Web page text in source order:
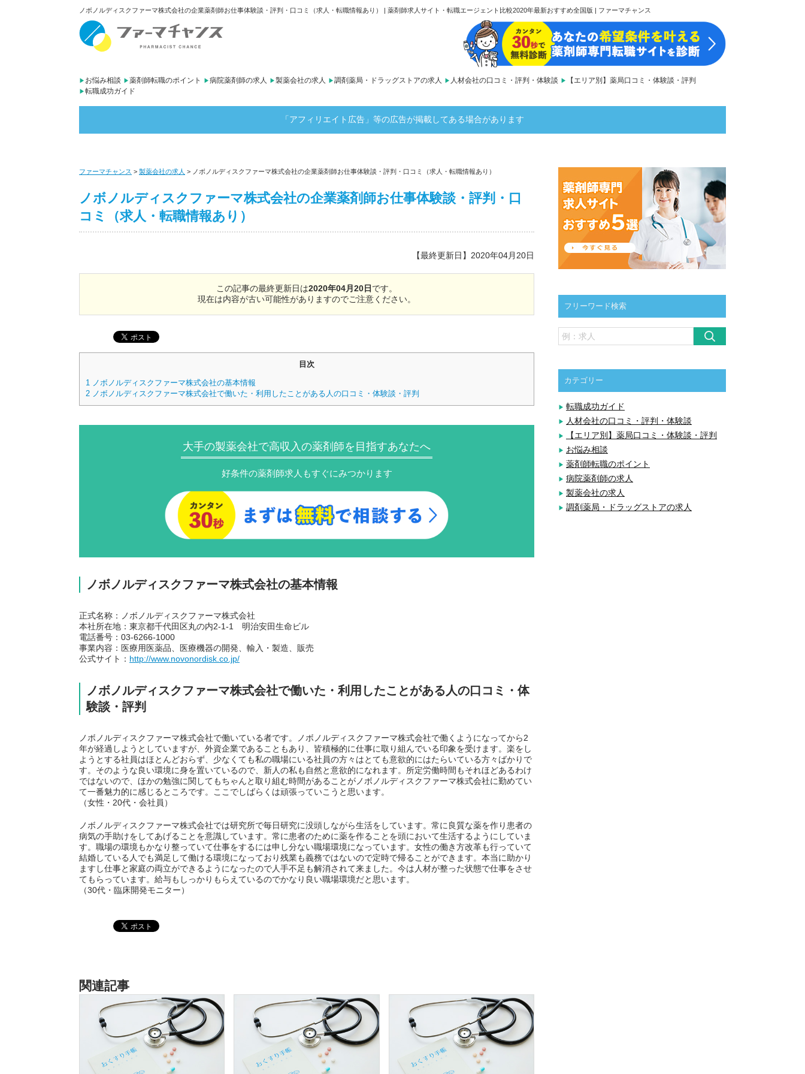
ノボノルディスクファーマ株式会社の企業薬剤師お仕事体験談・評判・口コミ（求人・転職情報あり） | 薬剤師求人サイト・転職エージェント比較2020年最新おすすめ全国版 | ファーマチャンス
お悩み相談 薬剤師転職のポイント 病院薬剤師の求人 製薬会社の求人 調剤薬局・ドラッグストアの求人 人材会社の口コミ・評判・体験談
【エリア別】薬局口コミ・体験談・評判
転職成功ガイド
「アフィリエイト広告」等の広告が掲載してある場合があります
ファーマチャンス > 製薬会社の求人 > ノボノルディスクファーマ株式会社の企業薬剤師お仕事体験談・評判・口コミ（求人・転職情報あり）
ノボノルディスクファーマ株式会社の企業薬剤師お仕事体験談・評判・口
コミ（求人・転職情報あり）
【最終更新日】2020年04月20日
この記事の最終更新日は2020年04月20日 です。
現在は内容が古い可能性がありますのでご注意ください。
目次
1 ノボノルディスクファーマ株式会社の基本情報
2 ノボノルディスクファーマ株式会社で働いた・利用したことがある人の口コミ・体験談・評判
大手の製薬会社で高収入の薬剤師を目指すあなたへ
好条件の薬剤師求人もすぐにみつかります
ノボノルディスクファーマ株式会社の基本情報
正式名称：ノボノルディスクファーマ株式会社
本社所在地：東京都千代田区丸の内2-1-1 明治安田生命ビル
電話番号：03-6266-1000
事業内容：医療用医薬品、医療機器の開発、輸入・製造、販売
公式サイト： http://www.novonordisk.co.jp/
ノボノルディスクファーマ株式会社で働いた・利用したことがある人の口コミ・体
験談・評判
ノボノルディスクファーマ株式会社で働いている者です。ノボノルディスクファーマ株式会社で働くようになってから2
年が経過しようとしていますが、外資企業であることもあり、皆積極的に仕事に取り組んでいる印象を受けます。楽をし
ようとする社員はほとんどおらず、少なくても私の職場にいる社員の方々はとても意欲的にはたらいている方々ばかりで
す。そのような良い環境に身を置いているので、新人の私も自然と意欲的になれます。所定労働時間もそれほどあるわけ
ではないので、ほかの勉強に関してもちゃんと取り組む時間があることがノボノルディスクファーマ株式会社に勤めてい
て一番魅力的に感じるところです。ここでしばらくは頑張っていこうと思います。
（女性・20代・会社員）
ノボノルディスクファーマ株式会社では研究所で毎日研究に没頭しながら生活をしています。常に良質な薬を作り患者の
病気の手助けをしてあげることを意識しています。常に患者のために薬を作ることを頭において生活するようにしていま
す。職場の環境もかなり整っていて仕事をするには申し分ない職場環境になっています。女性の働き方改革も行っていて
結婚している人でも満足して働ける環境になっており残業も義務ではないので定時で帰ることができます。本当に助かり
ますし仕事と家庭の両立ができるようになったので人手不足も解消されて来ました。今は人材が整った状態で仕事をさせ
てもらっています。給与もしっかりもらえているのでかなり良い職場環境だと思います。
（30代・臨床開発モニター）
関連記事
フリーワード検索
カテゴリー
転職成功ガイド
人材会社の口コミ・評判・体験談
【エリア別】薬局口コミ・体験談・評判
お悩み相談
薬剤師転職のポイント
病院薬剤師の求人
製薬会社の求人
調剤薬局・ドラッグストアの求人